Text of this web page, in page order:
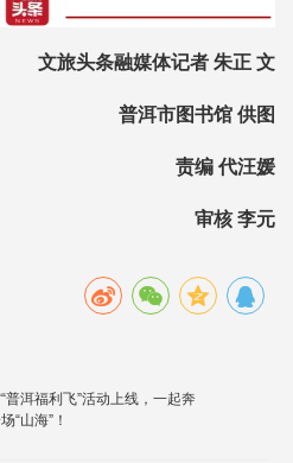
文旅头条融媒体记者 朱正 文
普洱市图书馆 供图
责编 代汪媛
审核 李元
普洱福利飞”活动上线，一起奔
“山海”！